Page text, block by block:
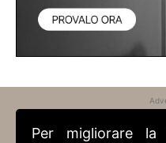
Per migliorare